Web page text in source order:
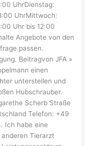
UhrDienstag:
UhrMittwoch:
Uhr bis 12:00
Angebote von den
passen.
Beitragvon JFA »
einen
unterstellen und
Hubschrauber.
Scherb Straße
Telefon: +49
habe eine
Tierarzt